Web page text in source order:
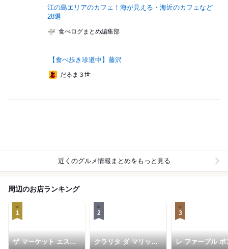
江の島エリアのカフェ！海が見える・海近のカフェなど
28選
食べログまとめ編集部
【食べ歩き珍道中】藤沢
だるま３世
近くのグルメ情報まとめをもっと見る
周辺のお店ランキング
1
ザ マーケット エスイ
2
クラリタ ダ マリッテ
3
レ ファーブル ボ